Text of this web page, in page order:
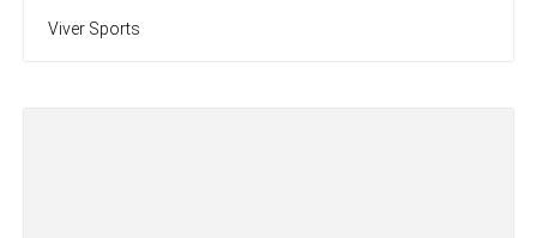
Viver Sports